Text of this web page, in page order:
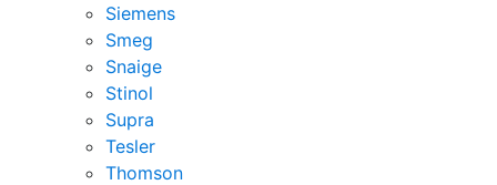
Siemens
Smeg
Snaige
Stinol
Supra
Tesler
Thomson